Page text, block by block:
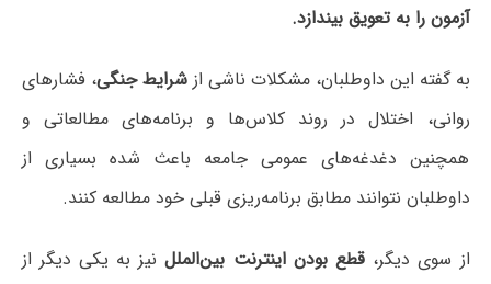
آزمون را به تعویق بیندازد.
به گفته این داوطلبان، مشکلات ناشی ازشرایط جنگی، فشارهای
روانی، اختلال در روند کلاس‌ها و برنامه‌های مطالعاتی و
همچنین دغدغه‌های عمومی جامعه باعث شده بسیاری از
داوطلبان نتوانند مطابق برنامه‌ریزی قبلی خود مطالعه کنند.
از سوی دیگر،قطع بودن اینترنت بین‌المللنیز به یکی دیگر از